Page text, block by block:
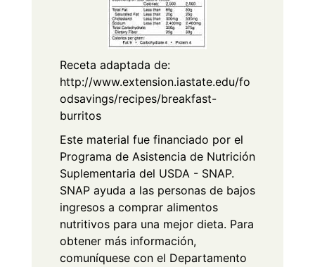
Receta adaptada de:
http://www.extension.iastate.edu/fo
odsavings/recipes/breakfast-
burritos
Este material fue financiado por el
Programa de Asistencia de Nutrición
Suplementaria del USDA - SNAP.
SNAP ayuda a las personas de bajos
ingresos a comprar alimentos
nutritivos para una mejor dieta. Para
obtener más información,
comuníquese con el Departamento